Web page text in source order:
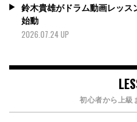
鈴木貴雄がドラム動画レッス
始動
2026.07.24 UP
初心者から上級